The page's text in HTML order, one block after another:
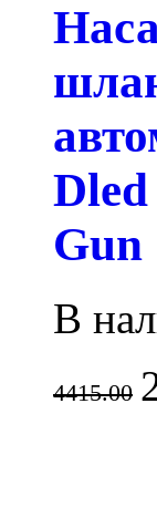
Dled
Gun
В
4415.00